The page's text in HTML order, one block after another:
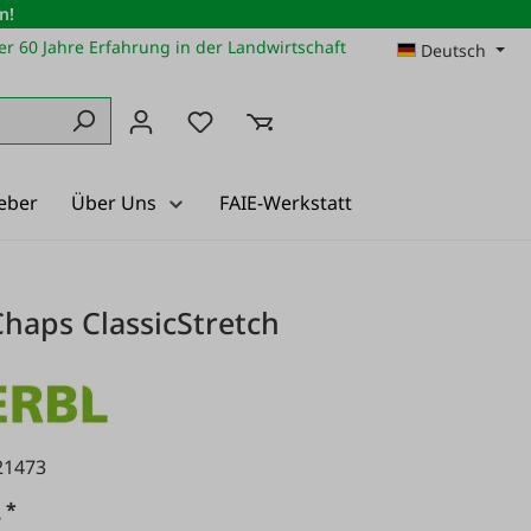
60 Jahre Erfahrung in der Landwirtschaft Deutsch
Du hast 0 Produkte auf dem
Über Uns FAIE-Werkstatt
ClassicStretch
*